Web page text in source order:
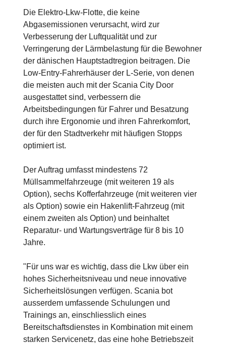
Die Elektro-Lkw-Flotte, die keine
Abgasemissionen verursacht, wird zur
Verbesserung der Luftqualität und zur
Verringerung der Lärmbelastung für die Bewohner
der dänischen Hauptstadtregion beitragen. Die
Low-Entry-Fahrerhäuser der L-Serie, von denen
die meisten auch mit der Scania City Door
ausgestattet sind, verbessern die
Arbeitsbedingungen für Fahrer und Besatzung
durch ihre Ergonomie und ihren Fahrerkomfort,
der für den Stadtverkehr mit häufigen Stopps
optimiert ist.
Der Auftrag umfasst mindestens 72
Müllsammelfahrzeuge (mit weiteren 19 als
Option), sechs Kofferfahrzeuge (mit weiteren vier
als Option) sowie ein Hakenlift-Fahrzeug (mit
einem zweiten als Option) und beinhaltet
Reparatur- und Wartungsverträge für 8 bis 10
Jahre.
"Für uns war es wichtig, dass die Lkw über ein
hohes Sicherheitsniveau und neue innovative
Sicherheitslösungen verfügen. Scania bot
ausserdem umfassende Schulungen und
Trainings an, einschliesslich eines
Bereitschaftsdienstes in Kombination mit einem
starken Servicenetz, das eine hohe Betriebszeit